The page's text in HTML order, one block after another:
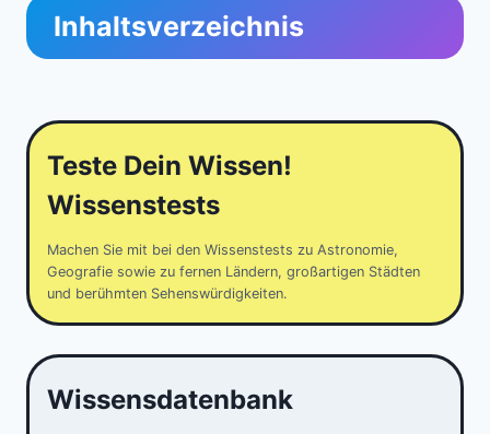
Inhaltsverzeichnis
Teste Dein Wissen!
Wissenstests
Machen Sie mit bei den Wissenstests zu Astronomie,
Geografie sowie zu fernen Ländern, großartigen Städten
und berühmten Sehenswürdigkeiten.
Wissensdatenbank